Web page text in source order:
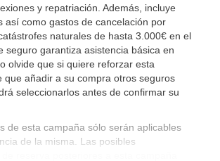
y repatriación. Además, incluye
así como gastos de cancelación por
naturales de hasta 3.000€ en el
seguro garantiza asistencia básica en
olvide que si quiere reforzar esta
que añadir a su compra otros seguros
seleccionarlos antes de confirmar su
de esta campaña sólo serán aplicables
de la misma. Las posibles